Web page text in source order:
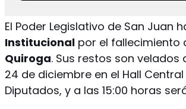
El Poder Legislativo de San Juan
Institucional por el fallecimiento
Quiroga. Sus restos son velados
24 de diciembre en el Hall
Diputados, y a las 15:00 horas